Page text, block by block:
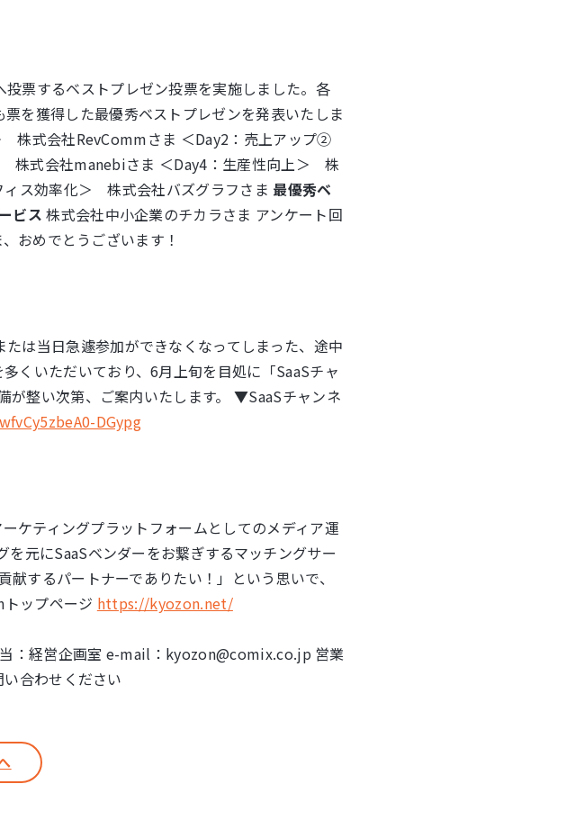
票するベストプレゼン投票を実施しました。各
を獲得した最優秀ベストプレゼンを発表いたしま
株式会社RevCommさま ＜Day2：売上アップ②
株式会社manebiさま ＜Day4：生産性向上＞ 株
ィス効率化＞ 株式会社バズグラフさま 最優秀ベ
ビス 株式会社中小企業のチカラさま アンケート回
おめでとうございます！
は当日急遽参加ができなくなってしまった、途中
くいただいており、6月上旬を目処に「SaaSチャ
が整い次第、ご案内いたします。 ▼SaaSチャンネ
DGypg
ケティングプラットフォームとしてのメディア運
元にSaaSベンダーをお繋ぎするマッチングサー
するパートナーでありたい！」という思いで、
ップページ https://kyozon.net/
：経営企画室 e-mail：kyozon@comix.co.jp 営業
合わせください